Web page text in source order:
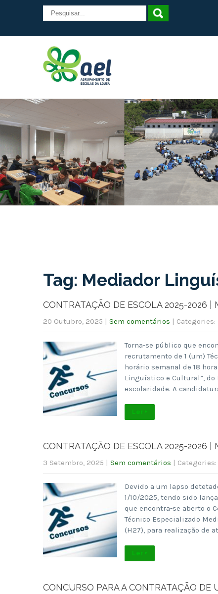
Tag: Mediador
CONTRATAÇÃO DE ESCOLA 2025-
20 Outubro, 2025 | Sem comentários | Categories:
Torna-se público que
recrutamento de 1 (um)
horário semanal de 18
Linguístico e Cultural”, do
escolaridade. A
Ler +
CONTRATAÇÃO DE ESCOLA 2025-
3 Setembro, 2025 | Sem comentários | Categories:
Devido a um lapso
1/10/2025, tendo sido
que encontra-se aberto o
Técnico Especializado
(H27), para realização de
Ler +
CONCURSO PARA A CONTRATAÇÃO